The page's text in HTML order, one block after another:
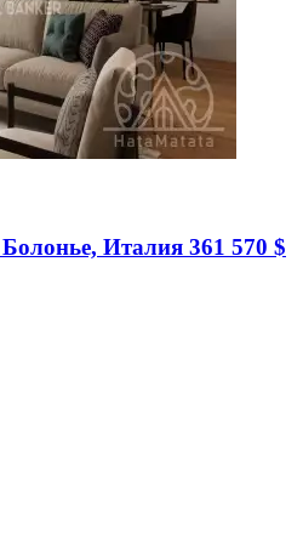
Италия 361 570 $